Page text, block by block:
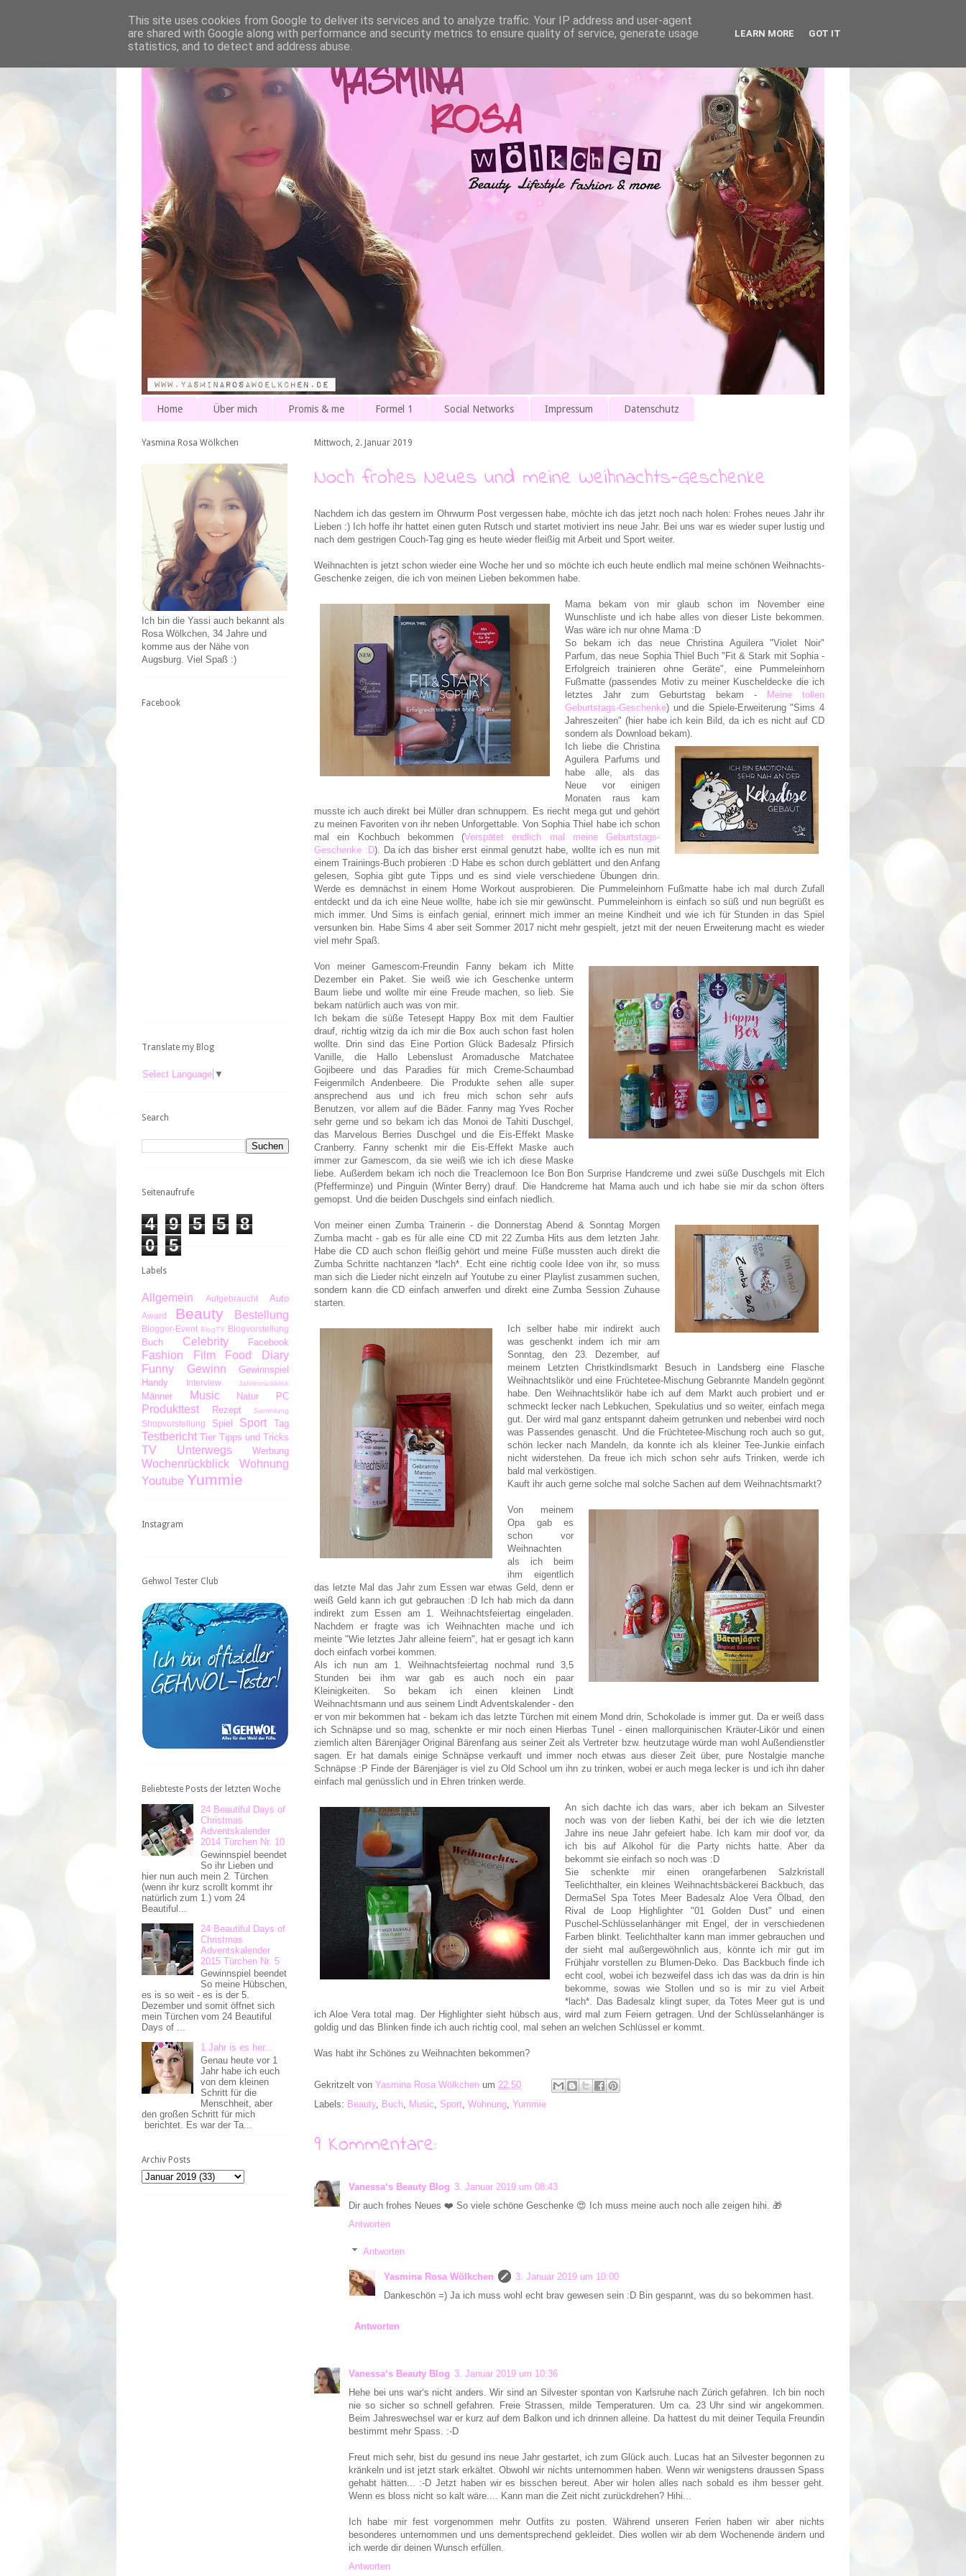
Home Über mich Promis & me Formel 1 Social Networks Impressum Datenschutz
Mittwoch, 2. Januar 2019
Noch frohes Neues und meine Weihnachts-Geschenke
Nachdem ich das gestern im Ohrwurm Post vergessen habe, möchte ich das jetzt noch nach holen: Frohes neues Jahr ihr
Lieben :) Ich hoffe ihr hattet einen guten Rutsch und startet motiviert ins neue Jahr. Bei uns war es wieder super lustig und
nach dem gestrigen Couch-Tag ging es heute wieder fleißig mit Arbeit und Sport weiter.
Weihnachten is jetzt schon wieder eine Woche her und so möchte ich euch heute endlich mal meine schönen Weihnachts-
Geschenke zeigen, die ich von meinen Lieben bekommen habe.
Mama bekam von mir glaub schon im November eine
Wunschliste und ich habe alles von dieser Liste bekommen.
Was wäre ich nur ohne Mama :D
So bekam ich das neue Christina Aguilera "Violet Noir"
Parfum, das neue Sophia Thiel Buch "Fit & Stark mit Sophia -
Erfolgreich trainieren ohne Geräte", eine Pummeleinhorn
Fußmatte (passendes Motiv zu meiner Kuscheldecke die ich
letztes Jahr zum Geburtstag bekam -
Meine tollen
Geburtstags-Geschenke) und die Spiele-Erweiterung "Sims 4
Jahreszeiten" (hier habe ich kein Bild, da ich es nicht auf CD
sondern als Download bekam).
Ich liebe die Christina
Aguilera Parfums und
habe alle, als das
Neue vor einigen
Monaten raus kam
musste ich auch direkt bei Müller dran schnuppern. Es riecht mega gut und gehört
zu meinen Favoriten von ihr neben Unforgettable. Von Sophia Thiel habe ich schon
mal ein Kochbuch bekommen (Verspätet endlich mal meine Geburtstags-
Geschenke :D). Da ich das bisher erst einmal genutzt habe, wollte ich es nun mit
einem Trainings-Buch probieren :D Habe es schon durch geblättert und den Anfang
gelesen, Sophia gibt gute Tipps und es sind viele verschiedene Übungen drin.
Werde es demnächst in einem Home Workout ausprobieren. Die Pummeleinhorn Fußmatte habe ich mal durch Zufall
entdeckt und da ich eine Neue wollte, habe ich sie mir gewünscht. Pummeleinhorn is einfach so süß und nun begrüßt es
mich immer. Und Sims is einfach genial, erinnert mich immer an meine Kindheit und wie ich für Stunden in das Spiel
versunken bin. Habe Sims 4 aber seit Sommer 2017 nicht mehr gespielt, jetzt mit der neuen Erweiterung macht es wieder
viel mehr Spaß.
Von meiner Gamescom-Freundin Fanny bekam ich Mitte
Dezember ein Paket. Sie weiß wie ich Geschenke unterm
Baum liebe und wollte mir eine Freude machen, so lieb. Sie
bekam natürlich auch was von mir.
Ich bekam die süße Tetesept Happy Box mit dem Faultier
drauf, richtig witzig da ich mir die Box auch schon fast holen
wollte. Drin sind das Eine Portion Glück Badesalz Pfirsich
Vanille, die Hallo Lebenslust Aromadusche Matchatee
Gojibeere und das Paradies für mich Creme-Schaumbad
Feigenmilch Andenbeere. Die Produkte sehen alle super
ansprechend aus und ich freu mich schon sehr aufs
Benutzen, vor allem auf die Bäder.
Fanny mag Yves Rocher
sehr gerne und so bekam ich das Monoi de Tahiti Duschgel,
das Marvelous Berries Duschgel und die Eis-Effekt Maske
Cranberry. Fanny schenkt mir die Eis-Effekt Maske auch
immer zur Gamescom, da sie weiß wie ich ich diese Maske
liebe. Außerdem bekam ich noch die Treaclemoon Ice Bon Bon Surprise Handcreme und zwei süße Duschgels mit Elch
(Pfefferminze) und Pinguin (Winter Berry) drauf. Die Handcreme hat Mama auch und ich habe sie mir da schon öfters
gemopst. Und die beiden Duschgels sind einfach niedlich.
Von meiner einen Zumba Trainerin - die Donnerstag Abend & Sonntag Morgen
Zumba macht - gab es für alle eine CD mit 22 Zumba Hits aus dem letzten Jahr.
Habe die CD auch schon fleißig gehört und meine Füße mussten auch direkt die
Zumba Schritte nachtanzen *lach*. Echt eine richtig coole Idee von ihr, so muss
man sich die Lieder nicht einzeln auf Youtube zu einer Playlist zusammen suchen,
sondern kann die CD einfach anwerfen und direkt eine Zumba Session Zuhause
starten.
Ich selber habe mir indirekt auch
was geschenkt indem ich mir am
Sonntag, den 23. Dezember, auf
meinem Letzten Christkindlsmarkt Besuch in Landsberg eine Flasche
Weihnachtslikör und eine Früchtetee-Mischung Gebrannte Mandeln gegönnt
habe. Den Weihnachtslikör habe ich auf dem Markt auch probiert und er
schmeckt lecker nach Lebkuchen, Spekulatius und so weiter, einfach mega
gut. Der wird mal ganz entspannt daheim getrunken und nebenbei wird noch
was Passendes genascht. Und die Früchtetee-Mischung roch auch so gut,
schön lecker nach Mandeln, da konnte ich als kleiner Tee-Junkie einfach
nicht widerstehen. Da freue ich mich schon sehr aufs Trinken, werde ich
bald mal verköstigen.
Kauft ihr auch gerne solche mal solche Sachen auf dem Weihnachtsmarkt?
Von meinem
Opa gab es
schon vor
Weihnachten
als ich beim
ihm eigentlich
das letzte Mal das Jahr zum Essen war etwas Geld, denn er
weiß Geld kann ich gut gebrauchen :D Ich hab mich da dann
indirekt zum Essen am 1. Weihnachtsfeiertag eingeladen.
Nachdem er fragte was ich Weihnachten mache und ich
meinte "Wie letztes Jahr alleine feiern", hat er gesagt ich kann
doch einfach vorbei kommen.
Als ich nun am 1. Weihnachtsfeiertag nochmal rund 3,5
Stunden bei ihm war gab es auch noch ein paar
Kleinigkeiten. So bekam ich einen kleinen Lindt
Weihnachtsmann und aus seinem Lindt Adventskalender - den
er von mir bekommen hat - bekam ich das letzte Türchen mit einem Mond drin, Schokolade is immer gut. Da er weiß dass
ich Schnäpse und so mag, schenkte er mir noch einen Hierbas Tunel - einen mallorquinischen Kräuter-Likör und einen
ziemlich alten Bärenjäger Original Bärenfang aus seiner Zeit als Vertreter bzw. heutzutage würde man wohl Außendienstler
sagen. Er hat damals einige Schnäpse verkauft und immer noch etwas aus dieser Zeit über, pure Nostalgie manche
Schnäpse :P Finde der Bärenjäger is viel zu Old School um ihn zu trinken, wobei er auch mega lecker is und ich ihn daher
einfach mal genüsslich und in Ehren trinken werde.
An sich dachte ich das wars, aber ich bekam an Silvester
noch was von der lieben Kathi, bei der ich wie die letzten
Jahre ins neue Jahr gefeiert habe. Ich kam mir doof vor, da
ich bis auf Alkohol für die Party nichts hatte. Aber da
bekommt sie einfach so noch was :D
Sie schenkte mir einen orangefarbenen Salzkristall
Teelichthalter, ein kleines Weihnachtsbäckerei Backbuch, das
DermaSel Spa Totes Meer Badesalz Aloe Vera Ölbad, den
Rival de Loop Highlighter "01 Golden Dust" und einen
Puschel-Schlüsselanhänger mit Engel, der in verschiedenen
Farben blinkt. Teelichthalter kann man immer gebrauchen und
der sieht mal außergewöhnlich aus, könnte ich mir gut im
Frühjahr vorstellen zu Blumen-Deko. Das Backbuch finde ich
echt cool, wobei ich bezweifel dass ich das was da drin is hin
bekomme, sowas wie Stollen und so is mir zu viel Arbeit
*lach*. Das Badesalz klingt super, da Totes Meer gut is und
ich Aloe Vera total mag. Der Highlighter sieht hübsch aus, wird mal zum Feiern getragen. Und der Schlüsselanhänger is
goldig und das Blinken finde ich auch richtig cool, mal sehen an welchen Schlüssel er kommt.
Was habt ihr Schönes zu Weihnachten bekommen?
Gekritzelt von Yasmina Rosa Wölkchen um 22:50
Labels: Beauty, Buch Music Sport Wohnung Yummie
9 Kommentare:
Vanessa‘s Beauty Blog 3. Januar 2019 um 08:43
Dir auch frohes Neues ❤️ So viele schöne Geschenke 😍 Ich muss meine auch noch alle zeigen hihi. 🎁
Antworten
Antworten
Yasmina Rosa Wölkchen
3. Januar 2019 um 10:00
Dankeschön =) Ja ich muss wohl echt brav gewesen sein :D Bin gespannt, was du so bekommen hast.
Antworten
Vanessa‘s Beauty Blog 3. Januar 2019 um 10:36
Hehe bei uns war‘s nicht anders. Wir sind an Silvester spontan von Karlsruhe nach Zürich gefahren. Ich bin noch
nie so sicher so schnell gefahren. Freie Strassen, milde Temperaturen. Um ca. 23 Uhr sind wir angekommen.
Beim Jahreswechsel war er kurz auf dem Balkon und ich drinnen alleine. Da hattest du mit deiner Tequila Freundin
bestimmt mehr Spass. :-D
Freut mich sehr, bist du gesund ins neue Jahr gestartet, ich zum Glück auch. Lucas hat an Silvester begonnen zu
kränkeln und ist jetzt stark erkältet. Obwohl wir nichts unternommen haben. Wenn wir wenigstens draussen Spass
gehabt hätten... :-D Jetzt haben wir es bisschen bereut. Aber wir holen alles nach sobald es ihm besser geht.
Wenn es bloss nicht so kalt wäre.... Kann man die Zeit nicht zurückdrehen? Hihi...
Ich habe mir fest vorgenommen mehr Outfits zu posten. Während unseren Ferien haben wir aber nichts
besonderes unternommen und uns dementsprechend gekleidet. Dies wollen wir ab dem Wochenende ändern und
ich werde dir deinen Wunsch erfüllen.
Antworten
Yasmina Rosa Wölkchen
Ich bin die Yassi auch bekannt als
Rosa Wölkchen, 34 Jahre und
komme aus der Nähe von
Augsburg. Viel Spaß :)
Facebook
Translate my Blog
Select Language ▼
Search
Seitenaufrufe
4 9 5 5
8
0
5
Labels
Allgemein Aufgebraucht Auto
Award Beauty Bestellung
Blogger-Event BlogTV Blogvorstellung
Buch Celebrity Facebook
Fashion Film
Food Diary
Funny
Gewinn
Gewinnspiel
Handy
Interview Jahresrückblick
Männer Music Natur PC
Produkttest Rezept Sammlung
Shopvorstellung Spiel Sport Tag
Testbericht Tier Tipps und Tricks
TV Unterwegs Werbung
Wochenrückblick
Wohnung
Youtube Yummie
Instagram
Gehwol Tester Club
Beliebteste Posts der letzten Woche
24 Beautiful Days of
Christmas
Adventskalender
2014 Türchen Nr. 10
Gewinnspiel beendet
So ihr Lieben und
hier nun auch mein 2. Türchen
(wenn ihr kurz scrollt kommt ihr
natürlich zum 1.) vom 24
Beautiful...
24 Beautiful Days of
Christmas
Adventskalender
2015 Türchen Nr. 5
Gewinnspiel beendet
So meine Hübschen,
es is so weit - es is der 5.
Dezember und somit öffnet sich
mein Türchen vom 24 Beautiful
Days of ...
1 Jahr is es her...
Genau heute vor 1
Jahr habe ich euch
von dem kleinen
Schritt für die
Menschheit, aber
den großen Schritt für mich
berichtet. Es war der Ta...
Archiv Posts
This site uses cookies from Google to deliver its services and to analyze traffic. Your IP address and user-agent
are shared with Google along with performance and security metrics to ensure quality of service, generate usage
statistics, and to detect and address abuse.
LEARN MORE GOT IT